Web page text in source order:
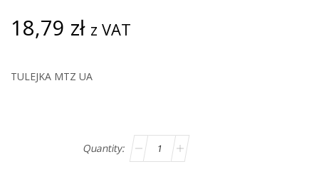
18,79 zł z VAT
TULEJKA MTZ UA